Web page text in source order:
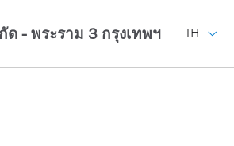
ด - พระราม 3 กรุงเทพฯ TH